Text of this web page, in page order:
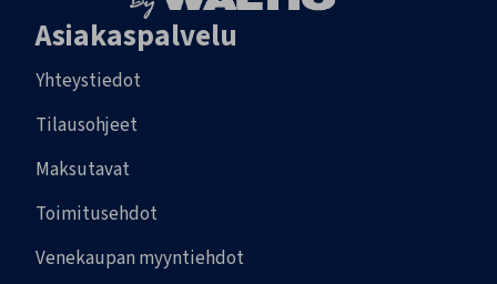
Asiakaspalvelu
Yhteystiedot
Tilausohjeet
Maksutavat
Toimitusehdot
Venekaupan myyntiehdot